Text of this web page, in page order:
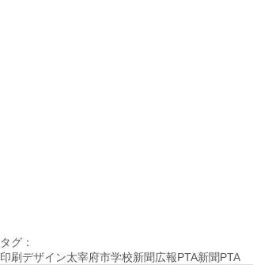
タグ：
印刷デザイン太宰府市学校新聞広報PTA新聞PTA